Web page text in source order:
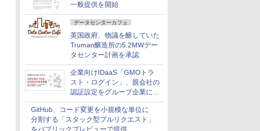
一般提供を開始
データセンターカフェ
英国政府、物議を醸していた
Truman醸造所の5.2MWデー
タセンター計画を承認
企業向けIDaaS「GMOトラ
スト・ログイン」、親会社の
認証設定をグループ企業に展
開できる新機能を提供
GitHub、コード変更を小規模な単位に
分割する「スタック型プルリクエスト」
をパブリックプレビューで提供